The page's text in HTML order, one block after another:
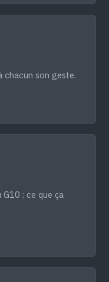
chacun son geste.
: ce que ça